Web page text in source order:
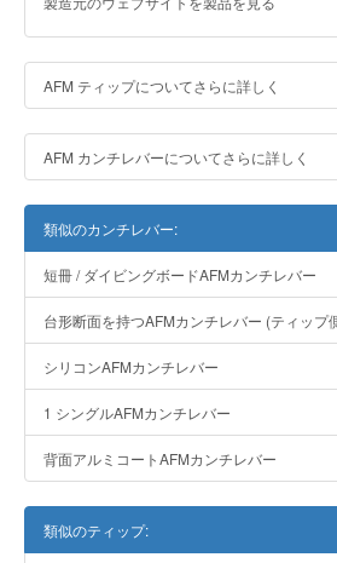
AFM ティップについてさらに詳しく
AFM カンチレバーについてさらに詳しく
類似のカンチレバー:
短冊 / ダイビングボードAFMカンチレバー
台形断面を持つAFMカンチレバー (ティップ
シリコンAFMカンチレバー
1 シングルAFMカンチレバー
背面アルミコートAFMカンチレバー
類似のティップ: